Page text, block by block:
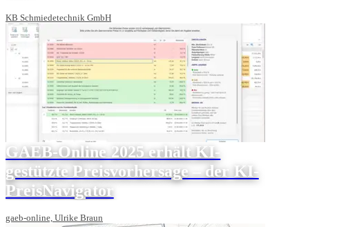
KB Schmiedetechnik GmbH
GAEB-Online 2025 erhält KI-
gestützte Preisvorhersage – der KI-
PreisNavigator
gaeb-online, Ulrike Braun